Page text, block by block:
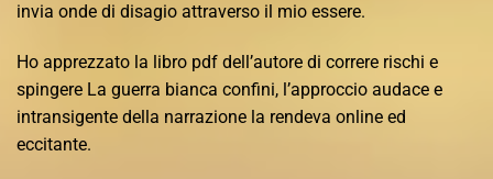
invia onde di disagio attraverso il mio essere.
Ho apprezzato la libro pdf dell’autore di correre rischi e
spingere La guerra bianca confini, l’approccio audace e
intransigente della narrazione la rendeva online ed
eccitante.